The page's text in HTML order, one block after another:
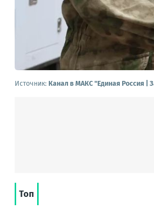
Источник: Канал в МАКС "Единая Россия |
Топ